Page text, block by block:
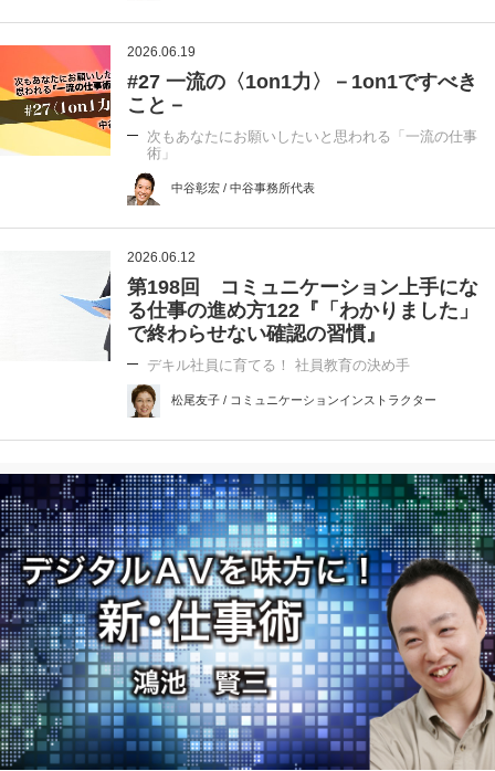
2026.06.19
#27 一流の〈1on1力〉－1on1ですべき
こと－
次もあなたにお願いしたいと思われる「一流の仕事
術」
中谷彰宏 / 中谷事務所代表
2026.06.12
第198回 コミュニケーション上手にな
る仕事の進め方122『「わかりました」
で終わらせない確認の習慣』
デキル社員に育てる！ 社員教育の決め手
松尾友子 / コミュニケーションインストラクター